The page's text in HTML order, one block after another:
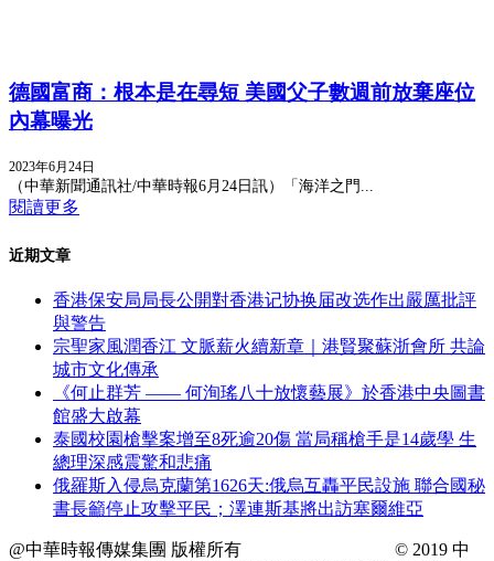
德國富商：根本是在尋短 美國父子數週前放棄座位
內幕曝光
2023年6月24日
（中華新聞通訊社/中華時報6月24日訊）「海洋之門...
閱讀更多
近期文章
香港保安局局長公開對香港记协换届改选作出嚴厲批評
與警告
宗聖家風潤香江 文脈薪火續新章｜港賢聚蘇浙會所 共論
城市文化傳承
《何止群芳 —— 何洵瑤八十放懷藝展》於香港中央圖書
館盛大啟幕
泰國校園槍擊案增至8死逾20傷 當局稱槍手是14歲學 生
總理深感震驚和悲痛
俄羅斯入侵烏克蘭第1626天:俄烏互轟平民設施 聯合國秘
書長籲停止攻擊平民；澤連斯基將出訪塞爾維亞
@中華時報傳媒集團 版權所有
© 2019 中